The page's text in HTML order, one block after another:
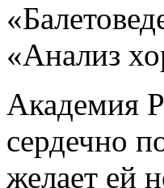
«Анализ
Академия
сердечно
желает ей